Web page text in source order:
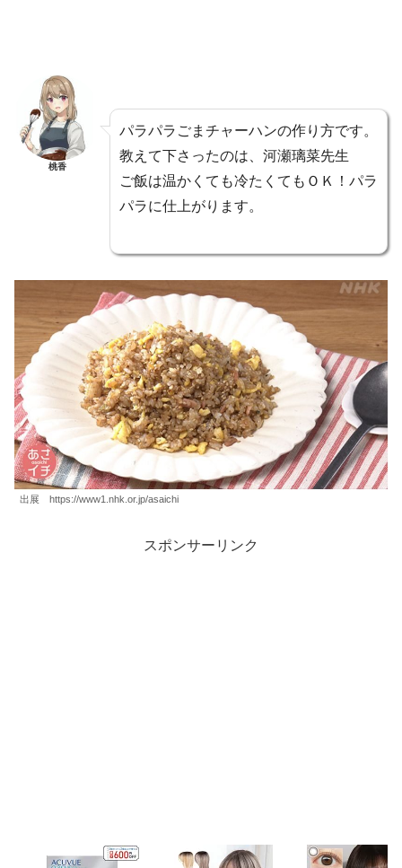
桃香
パラパラごまチャーハンの作り方です。
教えて下さったのは、河瀬璃菜先生
ご飯は温かくても冷たくてもＯＫ！パラ
パラに仕上がります。
出展 https://www1.nhk.or.jp/asaichi
スポンサーリンク